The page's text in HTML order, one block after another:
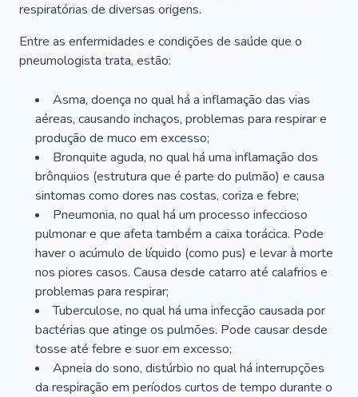
respiratórias de diversas origens.
Entre as enfermidades e condições de saúde que o
pneumologista trata, estão:
Asma, doença no qual há a inflamação das vias
aéreas, causando inchaços, problemas para respirar e
produção de muco em excesso;
Bronquite aguda, no qual há uma inflamação dos
brônquios (estrutura que é parte do pulmão) e causa
sintomas como dores nas costas, coriza e febre;
Pneumonia, no qual há um processo infeccioso
pulmonar e que afeta também a caixa torácica. Pode
haver o acúmulo de líquido (como pus) e levar à morte
nos piores casos. Causa desde catarro até calafrios e
problemas para respirar;
Tuberculose, no qual há uma infecção causada por
bactérias que atinge os pulmões. Pode causar desde
tosse até febre e suor em excesso;
Apneia do sono, distúrbio no qual há interrupções
da respiração em períodos curtos de tempo durante o